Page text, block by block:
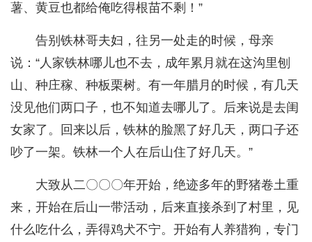
薯、黄豆也都给俺吃得根苗不剩！”
告别铁林哥夫妇，往另一处走的时候，母亲
说：“人家铁林哪儿也不去，成年累月就在这沟里刨
山、种庄稼、种板栗树。有一年腊月的时候，有几天
没见他们两口子，也不知道去哪儿了。后来说是去闺
女家了。回来以后，铁林的脸黑了好几天，两口子还
吵了一架。铁林一个人在后山住了好几天。”
大致从二〇〇〇年开始，绝迹多年的野猪卷土重
来，开始在后山一带活动，后来直接杀到了村里，见
什么吃什么，弄得鸡犬不宁。开始有人养猎狗，专门